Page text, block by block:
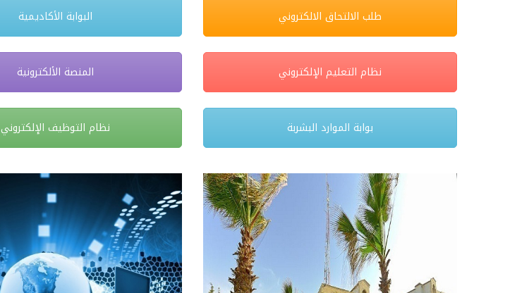
البوابة الأكاديمية طلب الالتحاق الالكتروني
المنصة الألكترونية نظام التعليم الإلكتروني
نظام التوظيف الإلكتروني بوابة الموارد البشربة